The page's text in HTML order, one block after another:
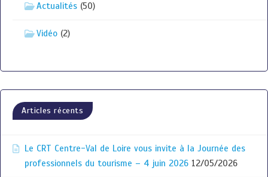
Actualités (50)
Vidéo (2)
Articles récents
Le CRT Centre-Val de Loire vous invite à la Journée des
professionnels du tourisme – 4 juin 2026 12/05/2026